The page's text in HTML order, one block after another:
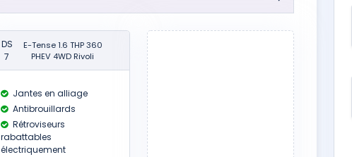
DS
7
E-Tense 1.6 THP 360
PHEV 4WD Rivoli
Jantes en alliage
Antibrouillards
Rétroviseurs
rabattables
électriquement